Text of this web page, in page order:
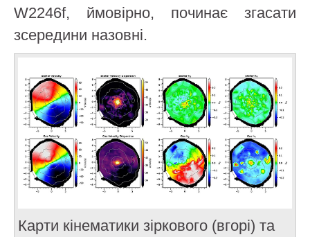
W2246f, ймовірно, починає згасати
зсередини назовні.
Карти кінематики зіркового (вгорі) та